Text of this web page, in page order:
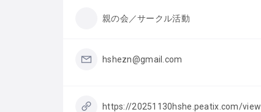
親の会／サークル活動
hshezn@gmail.com
https://20251130hshe.peatix.com/view